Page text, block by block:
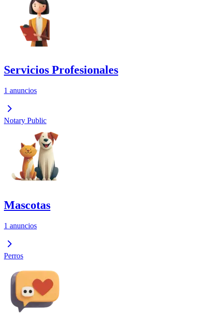
Servicios Profesionales
1 anuncios
Notary Public
Mascotas
1 anuncios
Perros